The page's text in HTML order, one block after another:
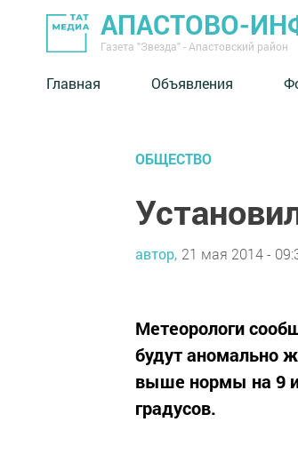
АПАСТОВО-
Газета "Звезда" - Апастовский район
Главная Объявления
ОБЩЕСТВО
автор, 21 мая 2014 -
Метеорологи
будут аномально
выше нормы на 9 и
градусов.